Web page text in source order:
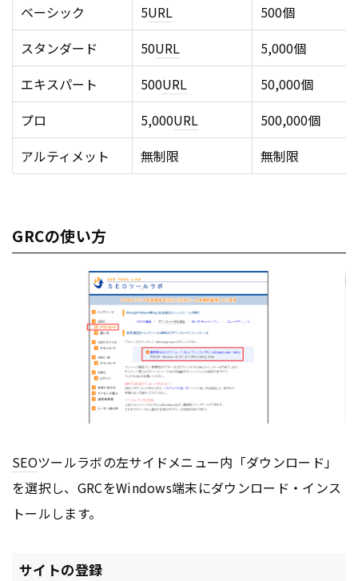
ベーシック
5URL
500個
スタンダード
50URL
5,000個
エキスパート
500URL
50,000個
プロ
5,000URL
500,000個
アルティメット
無制限 無制限
GRCの使い方
SEOツールラボの左サイドメニュー内「ダウンロード」
を選択し、GRCをWindows端末にダウンロード・インス
トールします。
サイトの登録